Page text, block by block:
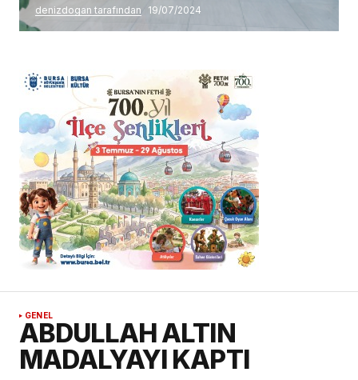
denizdogan tarafından 19/07/2024
GENEL
ABDULLAH ALTIN
MADALYAYI KAPTI